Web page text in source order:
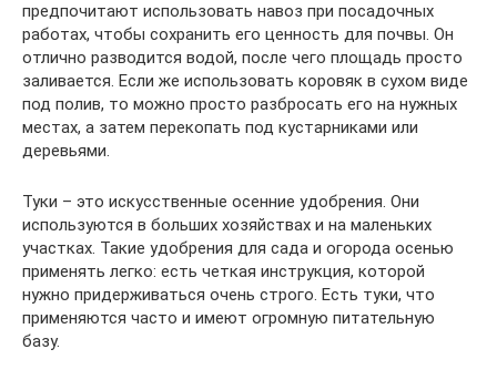
предпочитают использовать навоз при посадочных
работах, чтобы сохранить его ценность для почвы. Он
отлично разводится водой, после чего площадь просто
заливается. Если же использовать коровяк в сухом виде
под полив, то можно просто разбросать его на нужных
местах, а затем перекопать под кустарниками или
деревьями.
Туки – это искусственные осенние удобрения. Они
используются в больших хозяйствах и на маленьких
участках. Такие удобрения для сада и огорода осенью
применять легко: есть четкая инструкция, которой
нужно придерживаться очень строго. Есть туки, что
применяются часто и имеют огромную питательную
базу.